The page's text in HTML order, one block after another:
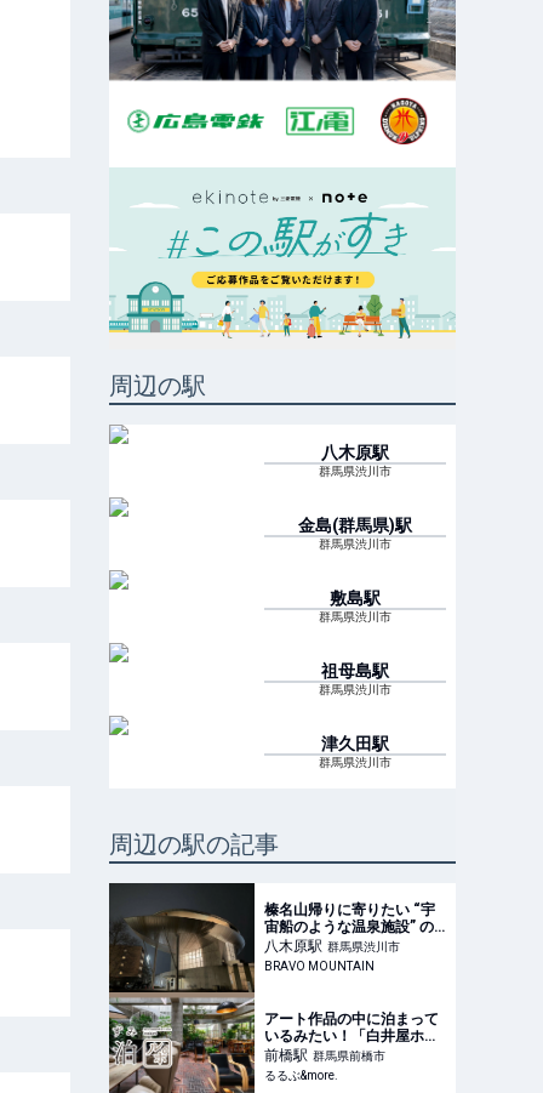
周辺の駅
八木原駅
群馬県渋川市
金島(群馬県)駅
群馬県渋川市
敷島駅
群馬県渋川市
祖母島駅
群馬県渋川市
津久田駅
群馬県渋川市
周辺の駅の記事
榛名山帰りに寄りたい “宇
宙船のような温泉施設” の
正体 “生源泉かけ流し” がす
ごい「花湯スカイテルメリ
｜トラベル｜山帰り、今日
はどこでととの
八木原駅 群馬県渋川市
BRAVO MOUNTAIN
アート作品の中に泊まって
いるみたい！「白井屋ホテ
ル」は注目のおしゃれ建築
ホテル【すみずみ宿泊ル
ポ】｜るるぶ&more.
前橋駅 群馬県前橋市
るるぶ&more.